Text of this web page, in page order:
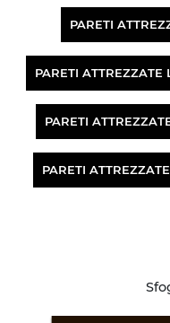
PARETI
PARETI
PARETI
PARETI